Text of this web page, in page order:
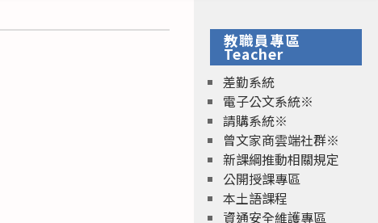
教職員專區
Teacher
差勤系統
電子公文系統※
請購系統※
曾文家商雲端社群※
新課綱推動相關規定
公開授課專區
本土語課程
資通安全維護專區